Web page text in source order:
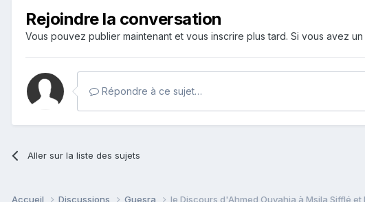
Rejoindre la conversation
Vous pouvez publier maintenant et vous inscrire plus tard. Si vous avez un
Répondre à ce sujet…
Aller sur la liste des sujets
Accueil Discussions Guesra le Discours d'Ahmed Ouyahia à Msila Sifflé